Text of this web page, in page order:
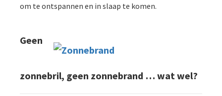
om te ontspannen en in slaap te komen.
Geen
zonnebril, geen zonnebrand … wat wel?